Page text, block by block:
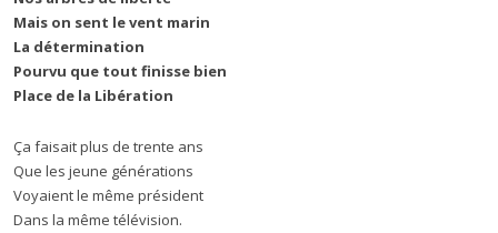
Mais on sent le vent marin
La détermination
Pourvu que tout finisse bien
Place de la Libération
Ça faisait plus de trente ans
Que les jeune générations
Voyaient le même président
Dans la même télévision.